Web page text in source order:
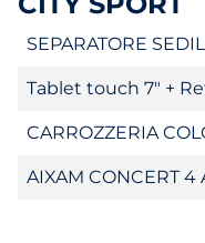
SEPARATORE
Tablet touch 7" +
CARROZZERIA
AIXAM CONCERT 4